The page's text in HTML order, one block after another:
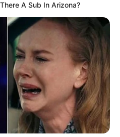
A Sub In Arizona?